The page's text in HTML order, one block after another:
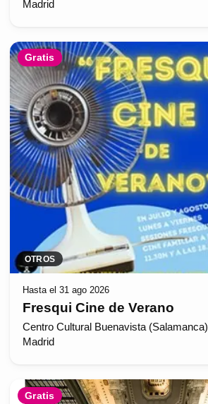
Madrid
Gratis
OTROS
Hasta el 31 ago 2026
Fresqui Cine de Verano
Centro Cultural Buenavista (Salamanca)
Madrid
Gratis